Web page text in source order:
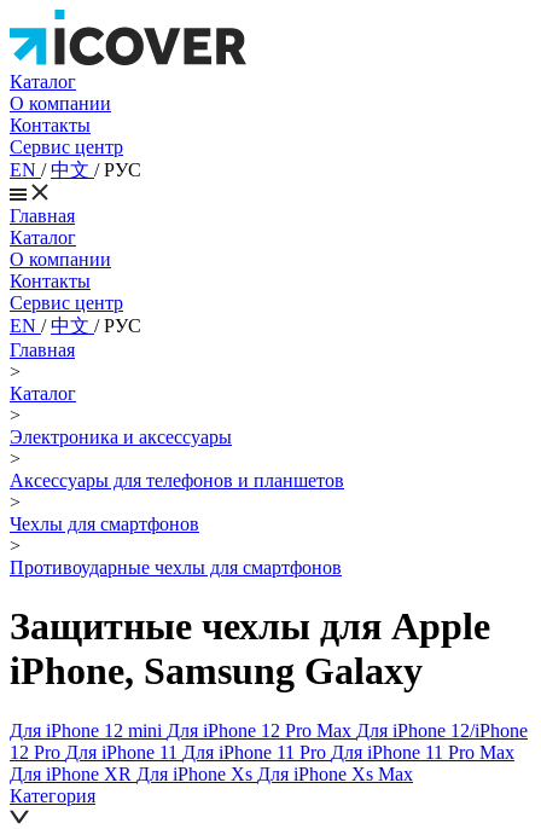
Каталог
О компании
Контакты
Сервис центр
EN /中文 /РУС
Главная
Каталог
О компании
Контакты
Сервис центр
EN /中文 /РУС
Главная
>
Каталог
>
Электроника и аксессуары
>
Аксессуары для телефонов и планшетов
>
Чехлы для смартфонов
>
Противоударные чехлы для смартфонов
Защитные чехлы для Apple
iPhone, Samsung Galaxy
Для iPhone 12 mini Для iPhone 12 Pro Max Для iPhone 12/iPhone
12 Pro Для iPhone 11 Для iPhone 11 Pro Для iPhone 11 Pro Max
Для iPhone XR Для iPhone Xs Для iPhone Xs Max
Категория